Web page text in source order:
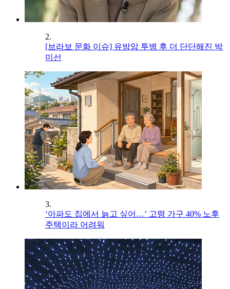
2.
[브라보 문화 이슈] 유방암 투병 후 더 단단해진 박
미선
3.
‘아파도 집에서 늙고 싶어…’ 고령 가구 40% 노후
주택이라 어려워